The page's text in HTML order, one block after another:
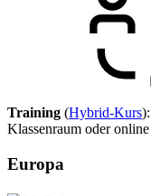
Training (Hybrid-Kurs
Klassenraum oder
Europa